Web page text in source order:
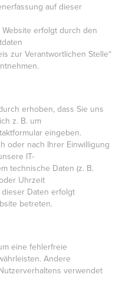
auf dieser
erfolgt durch den
zur Verantwortlichen Stelle“
erhoben, dass Sie uns
z. B. um
eingeben.
oder nach Ihrer Einwilligung
IT-
technische Daten (z. B.
Uhrzeit
Daten erfolgt
betreten.
eine fehlerfreie
Andere
verwendet